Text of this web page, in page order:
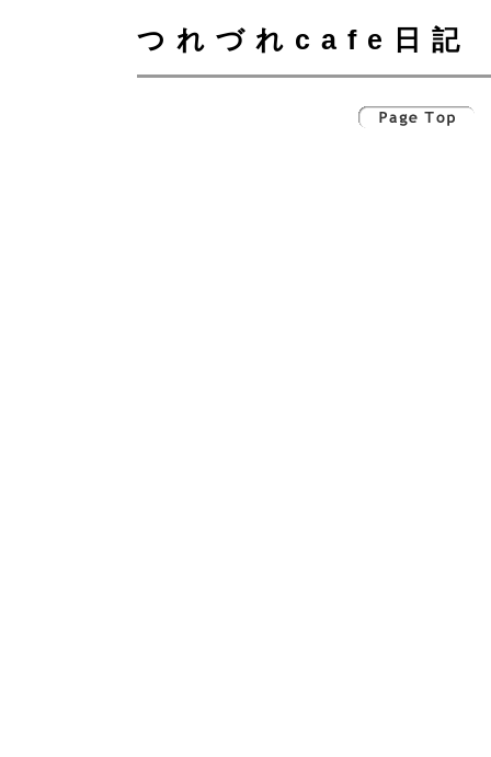
つれづれcafe日記